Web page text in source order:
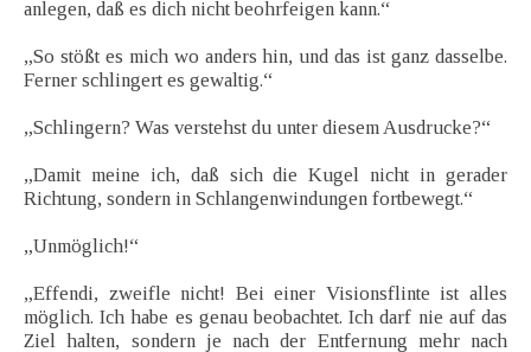
anlegen, daß es dich nicht beohrfeigen kann.“
„So stößt es mich wo anders hin, und das ist ganz dasselbe.
Ferner schlingert es gewaltig.“
„Schlingern? Was verstehst du unter diesem Ausdrucke?“
„Damit meine ich, daß sich die Kugel nicht in gerader
Richtung, sondern in Schlangenwindungen fortbewegt.“
„Unmöglich!“
„Effendi, zweifle nicht! Bei einer Visionsflinte ist alles
möglich. Ich habe es genau beobachtet. Ich darf nie auf das
Ziel halten, sondern je nach der Entfernung mehr nach